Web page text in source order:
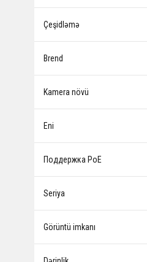
Çeşidləmə
Brend
Kamera növü
Eni
Поддержка PoE
Seriya
Görüntü imkanı